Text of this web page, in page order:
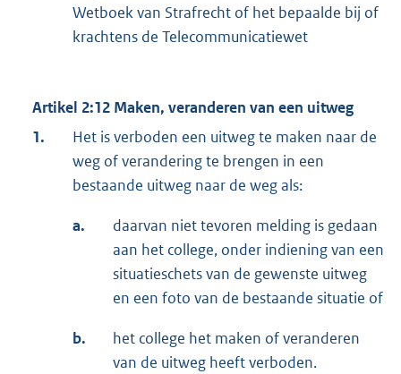
Wetboek van Strafrecht of het bepaalde bij of
krachtens de Telecommunicatiewet
Artikel 2:12 Maken, veranderen van een uitweg
1.
Het is verboden een uitweg te maken naar de
weg of verandering te brengen in een
bestaande uitweg naar de weg als:
a.
daarvan niet tevoren melding is gedaan
aan het college, onder indiening van een
situatieschets van de gewenste uitweg
en een foto van de bestaande situatie of
b.
het college het maken of veranderen
van de uitweg heeft verboden.